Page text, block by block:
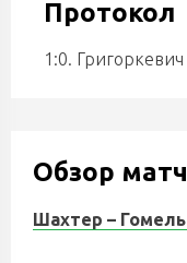
Протокол
1:0.
Обзор
Шахтер – Гомель